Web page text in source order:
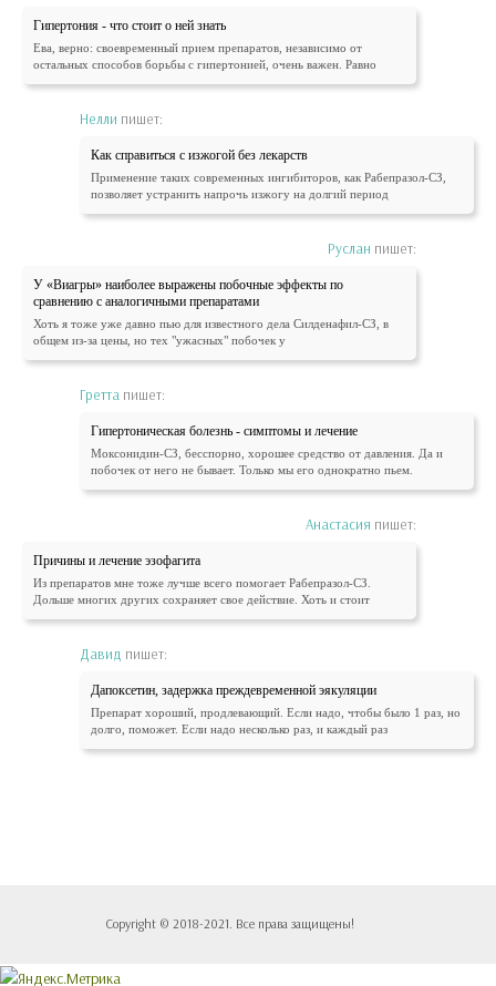
Гипертония - что стоит о ней знать
Ева, верно: своевременный прием препаратов, независимо от
остальных способов борьбы с гипертонией, очень важен. Равно
Нелли пишет:
Как справиться с изжогой без лекарств
Применение таких современных ингибиторов, как Рабепразол-СЗ,
позволяет устранить напрочь изжогу на долгий период
Руслан пишет:
У «Виагры» наиболее выражены побочные эффекты по
сравнению с аналогичными препаратами
Хоть я тоже уже давно пью для известного дела Силденафил-СЗ, в
общем из-за цены, но тех "ужасных" побочек у
Гретта пишет:
Гипертоническая болезнь - симптомы и лечение
Моксонидин-СЗ, бесспорно, хорошее средство от давления. Да и
побочек от него не бывает. Только мы его однократно пьем.
Анастасия пишет:
Причины и лечение эзофагита
Из препаратов мне тоже лучше всего помогает Рабепразол-СЗ.
Дольше многих других сохраняет свое действие. Хоть и стоит
Давид пишет:
Дапоксетин, задержка преждевременной эякуляции
Препарат хороший, продлевающий. Если надо, чтобы было 1 раз, но
долго, поможет. Если надо несколько раз, и каждый раз
Copyright © 2018-2021. Все права защищены!